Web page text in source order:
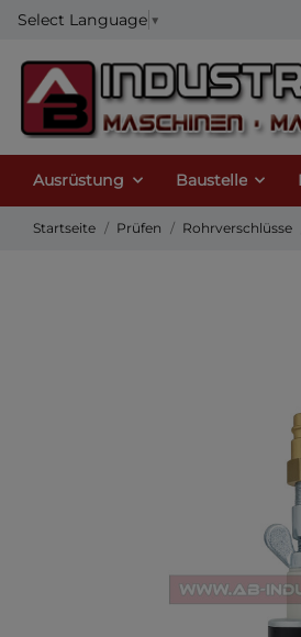
Select Language ▼
Ausrüstung Baustelle
Startseite Prüfen Rohrverschlüsse